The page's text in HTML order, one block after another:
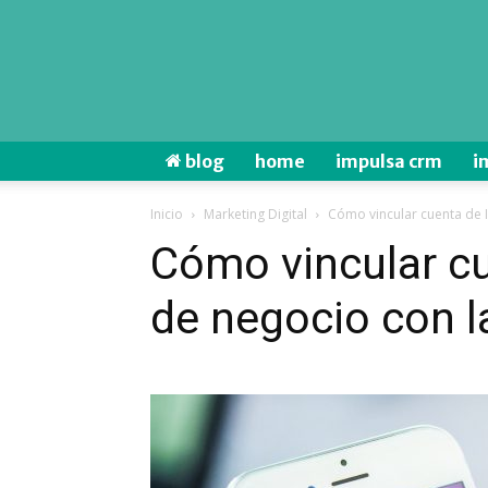
blog home impulsa crm
Inicio Marketing Digital Cómo vincular cuenta
Cómo vincular
de negocio con